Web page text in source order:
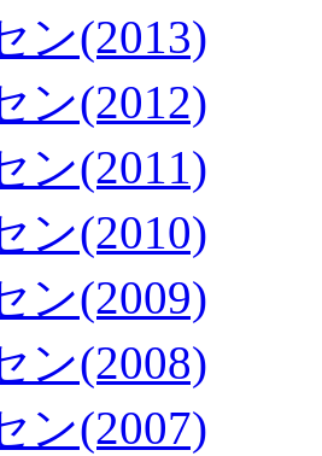
ン(2013)
ン(2012)
ン(2011)
ン(2010)
ン(2009)
ン(2008)
ン(2007)